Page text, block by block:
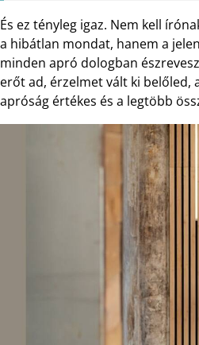
És ez tényleg igaz. Nem kell
a hibátlan mondat, hanem a
minden apró dologban
erőt ad, érzelmet vált ki belőled,
apróság értékes és a legtöbb